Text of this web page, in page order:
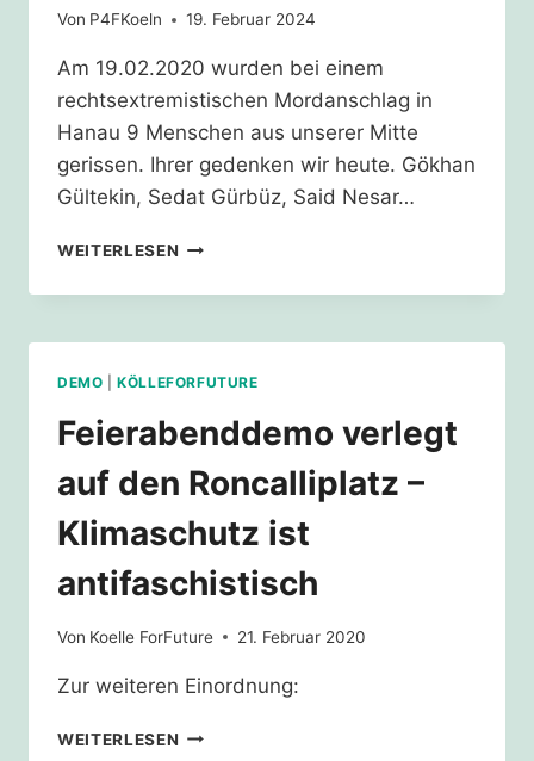
Von P4FKoeln 19. Februar 2024
Am 19.02.2020 wurden bei einem
rechtsextremistischen Mordanschlag in
Hanau 9 Menschen aus unserer Mitte
gerissen. Ihrer gedenken wir heute. Gökhan
Gültekin, Sedat Gürbüz, Said Nesar…
WEITERLESEN SAY
NAMES
DEMO |KÖLLEFORFUTURE
Feierabenddemo verlegt
auf den Roncalliplatz –
Klimaschutz ist
antifaschistisch
Von Koelle ForFuture 21. Februar 2020
Zur weiteren Einordnung:
WEITERLESEN FEIERABENDDEMO